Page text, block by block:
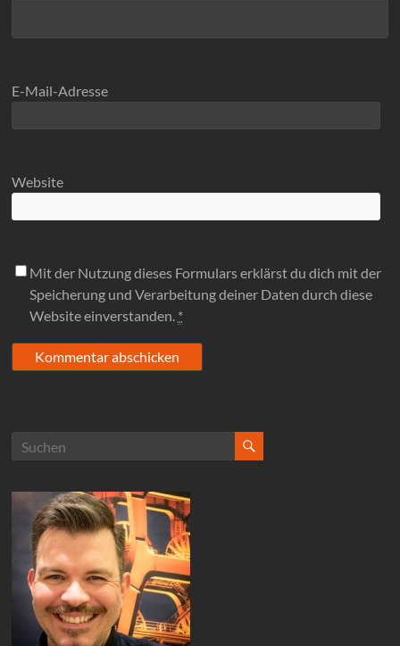
E-Mail-Adresse
Website
Mit der Nutzung dieses Formulars erklärst du dich mit der
Speicherung und Verarbeitung deiner Daten durch diese
Website einverstanden. *